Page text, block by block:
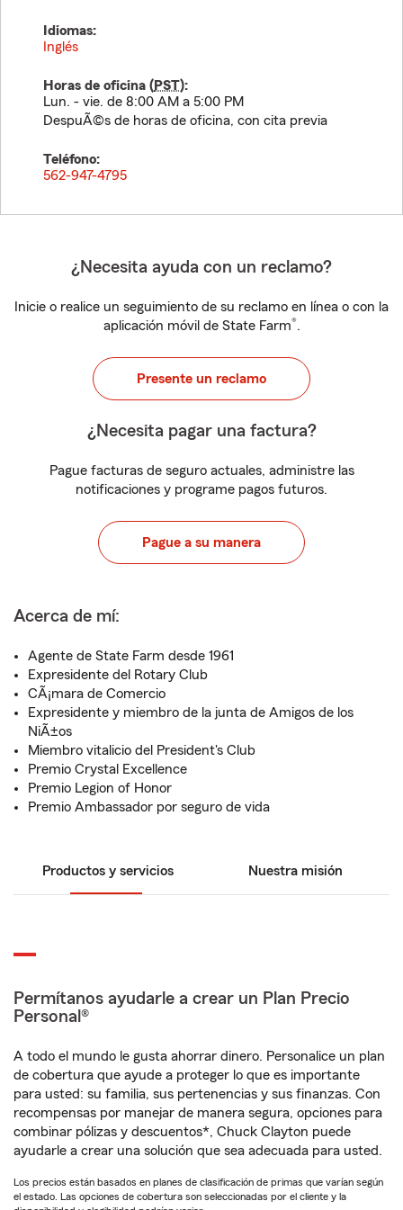
Idiomas:
Inglés
Horas de oficina (PST):
Lun. - vie. de 8:00 AM a 5:00 PM
DespuÃ©s de horas de oficina, con cita previa
Teléfono:
562-947-4795
¿Necesita ayuda con un reclamo?
Inicie o realice un seguimiento de su reclamo en línea o con la
aplicación móvil de State Farm®.
Presente un reclamo
¿Necesita pagar una factura?
Pague facturas de seguro actuales, administre las
notificaciones y programe pagos futuros.
Pague a su manera
Acerca de mí:
Agente de State Farm desde 1961
Expresidente del Rotary Club
CÃ¡mara de Comercio
Expresidente y miembro de la junta de Amigos de los
NiÃ±os
Miembro vitalicio del President's Club
Premio Crystal Excellence
Premio Legion of Honor
Premio Ambassador por seguro de vida
Productos y servicios Nuestra misión
Permítanos ayudarle a crear un Plan Precio
Personal®
A todo el mundo le gusta ahorrar dinero. Personalice un plan
de cobertura que ayude a proteger lo que es importante
para usted: su familia, sus pertenencias y sus finanzas. Con
recompensas por manejar de manera segura, opciones para
combinar pólizas y descuentos*, Chuck Clayton puede
ayudarle a crear una solución que sea adecuada para usted.
Los precios están basados en planes de clasificación de primas que varían según
el estado. Las opciones de cobertura son seleccionadas por el cliente y la